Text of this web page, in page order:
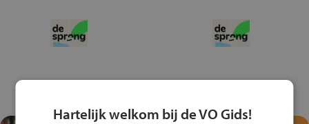
Hartelijk welkom bij de VO Gids!